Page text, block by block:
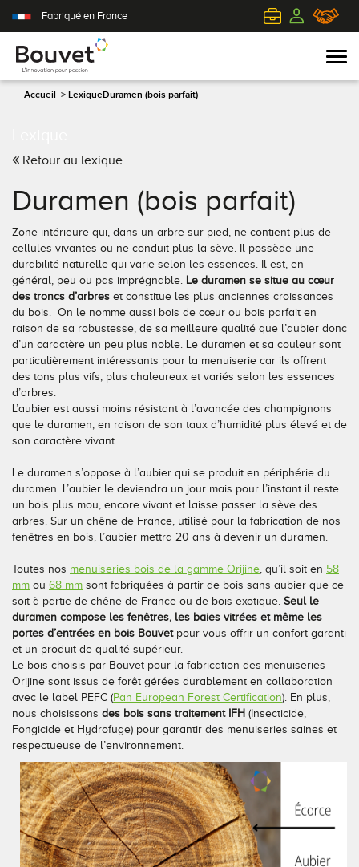
Fabriqué en France
Accueil > LexiqueDuramen (bois parfait)
Retour au lexique
Duramen (bois parfait)
Zone intérieure qui, dans un arbre sur pied, ne contient plus de
cellules vivantes ou ne conduit plus la sève. Il possède une
durabilité naturelle qui varie selon les essences. Il est, en
général, peu ou pas imprégnable. Le duramen se situe au cœur
des troncs d’arbres et constitue les plus anciennes croissances
du bois. On le nomme aussi bois de cœur ou bois parfait en
raison de sa robustesse, de sa meilleure qualité que l’aubier donc
d’un caractère un peu plus noble. Le duramen et sa couleur sont
particulièrement intéressants pour la menuiserie car ils offrent
des tons plus vifs, plus chaleureux et variés selon les essences
d’arbres.
L’aubier est aussi moins résistant à l’avancée des champignons
que le duramen, en raison de son taux d’humidité plus élevé et de
son caractère vivant.
Le duramen s’oppose à l’aubier qui se produit en périphérie du
duramen. L’aubier le deviendra un jour mais pour l’instant il reste
un bois plus mou, encore vivant et laisse passer la sève des
arbres. Sur un chêne de France, utilisé pour la fabrication de nos
fenêtres en bois, l’aubier mettra 20 ans à devenir un duramen.
Toutes nos menuiseries bois de la gamme Orijine, qu’il soit en 58
mm ou 68 mm sont fabriquées à partir de bois sans aubier que ce
soit à partie de chêne de France ou de bois exotique. Seul le
duramen compose les fenêtres, les baies vitrées et même les
portes d’entrées en bois Bouvetpour vous offrir un confort garanti
et un produit de qualité supérieur.
Le bois choisis par Bouvet pour la fabrication des menuiseries
Orijine sont issus de forêt gérées durablement en collaboration
avec le label PEFC (Pan European Forest Certification). En plus,
nous choisissons des bois sans traitement IFH (Insecticide,
Fongicide et Hydrofuge) pour garantir des menuiseries saines et
respectueuse de l’environnement.
Bois
Nos portes-fenêtres
Toutes nos fenêtres
Conseils pour choisir
Demander un devis
Tous nos volets
Conseils pour choisir
Demander un devis
Tous nos accessoires volets roulants
Tous nos accessoires volets battants
PVC
Toutes nos portes d'entrée
Contemporaine
Classique
Accessoires
Demander un devis
Télécharger le catalogue
L'efficience industrielle
Le respect de l'environnement